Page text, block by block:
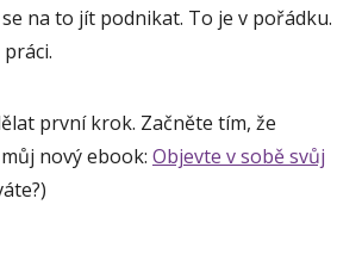
na to jít podnikat. To je v pořádku.
první krok. Začněte tím, že
nový ebook: Objevte v sobě svůj